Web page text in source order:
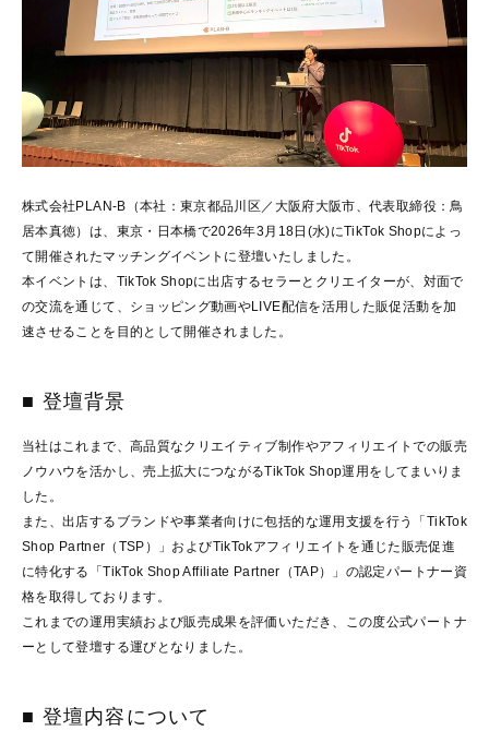
株式会社PLAN-B（本社：東京都品川区／大阪府大阪市、代表取締役：鳥
居本真徳）は、東京・日本橋で2026年3月18日(水)にTikTok Shopによっ
て開催されたマッチングイベントに登壇いたしました。
本イベントは、TikTok Shopに出店するセラーとクリエイターが、対面で
の交流を通じて、ショッピング動画やLIVE配信を活用した販促活動を加
速させることを目的として開催されました。
■ 登壇背景
当社はこれまで、高品質なクリエイティブ制作やアフィリエイトでの販売
ノウハウを活かし、売上拡大につながるTikTok Shop運用をしてまいりま
した。
また、出店するブランドや事業者向けに包括的な運用支援を行う「TikTok
Shop Partner（TSP）」およびTikTokアフィリエイトを通じた販売促進
に特化する「TikTok Shop Affiliate Partner（TAP）」の認定パートナー資
格を取得しております。
これまでの運用実績および販売成果を評価いただき、この度公式パートナ
ーとして登壇する運びとなりました。
■ 登壇内容について